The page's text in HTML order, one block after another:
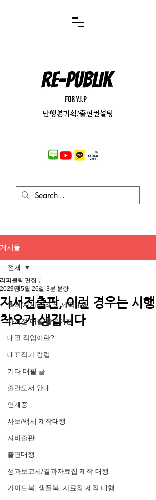
게시물
전체
백서/사사/사례집 제작대행
자서전 대필/출판대행
대필 작업이란?
대표작가 칼럼
기타 대필 글
출간도서 안내
연재중
사보/백서 제작대행
자비출판
출판대행
성과보고서/결과자료집 제작 대행
가이드북, 샘플북, 자료집 제작 대행
전체
자서전출판, 이런 경우는 시행
착오가 생깁니다
리퍼블릭 편집부
2025년 5월 26일 3분 분량